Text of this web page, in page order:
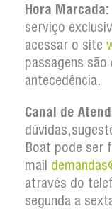
Hora Marcada:
serviço
acessar o site
passagens
Canal de
Boat pode ser
mail
através do
segunda a